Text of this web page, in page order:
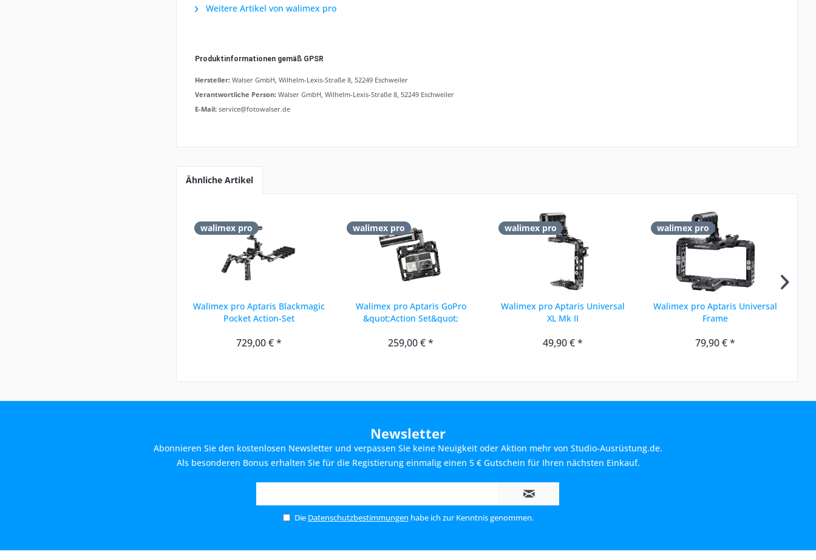
Weitere Artikel von walimex pro
Produktinformationen gemäß GPSR
Hersteller: Walser GmbH, Wilhelm-Lexis-Straße 8, 52249 Eschweiler
Verantwortliche Person: Walser GmbH, Wilhelm-Lexis-Straße 8, 52249 Eschweiler
E-Mail: service@fotowalser.de
Ähnliche Artikel
walimex pro
Walimex pro Aptaris Blackmagic
Pocket Action-Set
729,00 € *
walimex pro
Walimex pro Aptaris GoPro
&quot;Action Set&quot;
259,00 € *
walimex pro
Walimex pro Aptaris Universal
XL Mk II
49,90 € *
walimex pro
Walimex pro Aptaris Universal
Frame
79,90 € *
Newsletter
Abonnieren Sie den kostenlosen Newsletter und verpassen Sie keine Neuigkeit oder Aktion mehr von Studio-Ausrüstung.de.
Als besonderen Bonus erhalten Sie für die Registierung einmalig einen 5 € Gutschein für Ihren nächsten Einkauf.
Die Datenschutzbestimmungen habe ich zur Kenntnis genommen.